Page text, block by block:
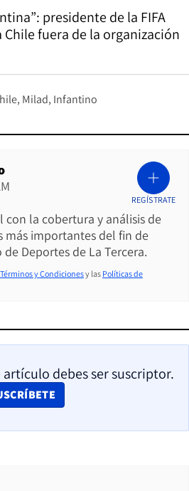
presidente de la FIFA
Chile fuera de la organización
Milad Infantino
con la cobertura y análisis de
más importantes del fin de
Deportes de La Tercera.
REGÍSTRATE
Términos y Condicionesy las Políticas de
debes ser suscriptor.
IN NEW WINDOW